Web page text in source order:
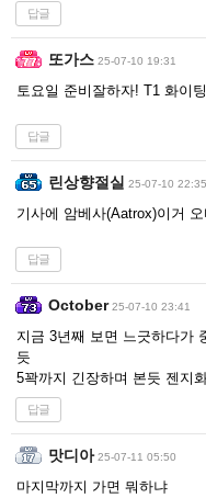
답글
또가스 25-07-10 19:31
토요일 준비잘하자! T1 화이
답글
린상향절실 25-07-10 22:35
기사에 암베사(Aatrox)이거
답글
October 25-07-10 23:41
지금 3년째 보면 느긋하다가
듯
5꽉까지 긴장하며 본듯 젠지
답글
맛디아 25-07-11 05:50
마지막까지 가면 뭐하냐